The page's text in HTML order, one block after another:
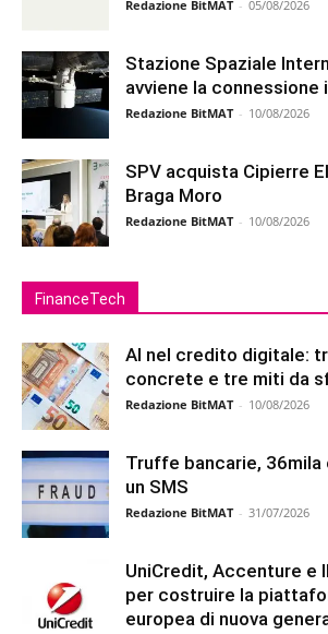
Redazione BitMAT - 05/08/2026
Stazione Spaziale
avviene la connessione
Redazione BitMAT - 10/08/2026
SPV acquista Cipierre
Braga Moro
Redazione BitMAT - 10/08/2026
FinanceTech
AI nel credito digitale:
concrete e tre miti da
Redazione BitMAT - 10/08/2026
Truffe bancarie, 36mila
un SMS
Redazione BitMAT - 31/07/2026
UniCredit, Accenture e
per costruire la
europea di nuova